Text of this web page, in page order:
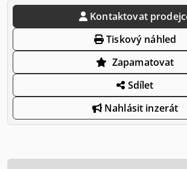
Kontaktovat
Tiskový náhled
Zapamatovat
Sdílet
Nahlásit inzerát